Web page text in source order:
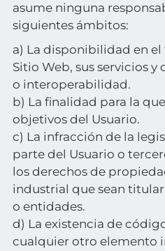
asume ninguna
siguientes ámbitos:
a) La disponibilidad en
Sitio Web, sus servicios
o interoperabilidad.
b) La finalidad para la
objetivos del Usuario.
c) La infracción de la
parte del Usuario o
los derechos de
industrial que sean
o entidades.
d) La existencia de
cualquier otro elemento